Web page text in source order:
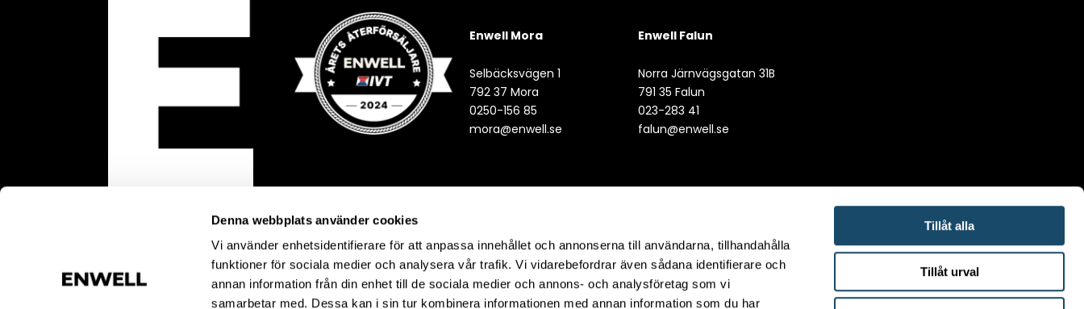
Denna webbplats använder cookies
Vi använder enhetsidentifierare för att anpassa innehållet och annonserna till användarna, tillhandahålla
funktioner för sociala medier och analysera vår trafik. Vi vidarebefordrar även sådana identifierare och
annan information från din enhet till de sociala medier och annons- och analysföretag som vi
samarbetar med. Dessa kan i sin tur kombinera informationen med annan information som du har
Tillåt alla
Tillåt urval
Enwell Mora
Selbäcksvägen 1
792 37 Mora
0250-156 85
mora@enwell.se
Enwell Falun
Norra Järnvägsgatan 31B
791 35 Falun
023-283 41
falun@enwell.se